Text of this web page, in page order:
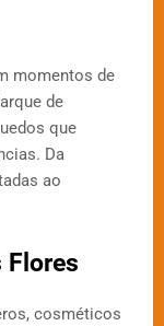
momentos de
de
que
Da
ao
Flores
cosméticos